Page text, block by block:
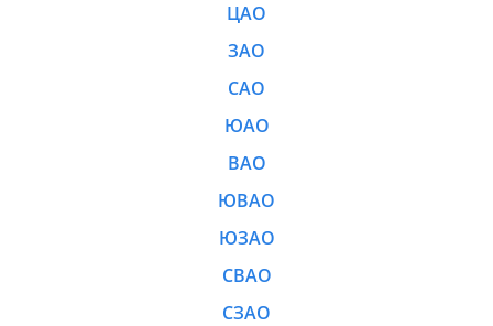
ЦАО
ЗАО
САО
ЮАО
ВАО
ЮВАО
ЮЗАО
СВАО
СЗАО